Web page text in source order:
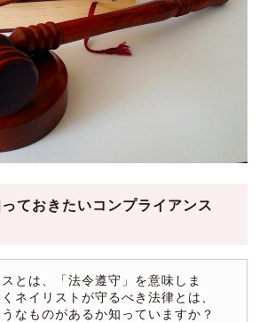
ておきたいコンプライアンス
とは、「法令遵守」を意味しま
ネイリストが守るべき法律とは、
なものがあるか知っていますか？